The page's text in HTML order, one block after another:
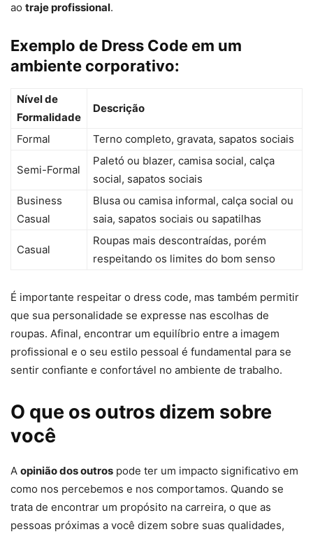
ao traje profissional.
Exemplo de Dress Code em um
ambiente corporativo:
Nível de
Formalidade
Descrição
Formal Terno completo, gravata, sapatos sociais
Semi-Formal
Paletó ou blazer, camisa social, calça
social, sapatos sociais
Business
Casual
Blusa ou camisa informal, calça social ou
saia, sapatos sociais ou sapatilhas
Casual
Roupas mais descontraídas, porém
respeitando os limites do bom senso
É importante respeitar o dress code, mas também permitir
que sua personalidade se expresse nas escolhas de
roupas. Afinal, encontrar um equilíbrio entre a imagem
profissional e o seu estilo pessoal é fundamental para se
sentir confiante e confortável no ambiente de trabalho.
O que os outros dizem sobre
você
A opinião dos outros pode ter um impacto significativo em
como nos percebemos e nos comportamos. Quando se
trata de encontrar um propósito na carreira, o que as
pessoas próximas a você dizem sobre suas qualidades,